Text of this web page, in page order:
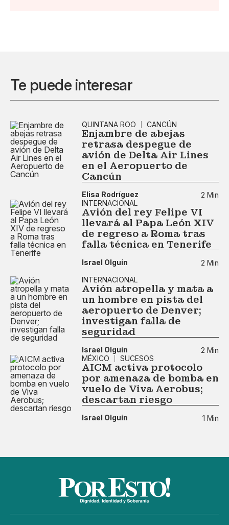
Te puede interesar
QUINTANA ROO CANCÚN
Enjambre de abejas
retrasa despegue de
avión de Delta Air Lines
en el Aeropuerto de
Cancún
Elisa Rodríguez
2 Min
INTERNACIONAL
Avión del rey Felipe VI
llevará al Papa León XIV
de regreso a Roma tras
falla técnica en Tenerife
Israel Olguín
2 Min
INTERNACIONAL
Avión atropella y mata a
un hombre en pista del
aeropuerto de Denver;
investigan falla de
seguridad
Israel Olguín
2 Min
MÉXICO
SUCESOS
AICM activa protocolo
por amenaza de bomba en
vuelo de Viva Aerobus;
descartan riesgo
Israel Olguín 1 Min